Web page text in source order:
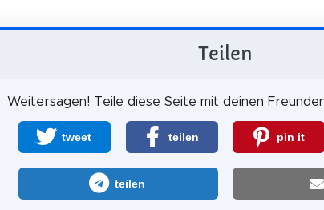
Teilen
Weitersagen! Teile diese Seite mit deinen
tweet teilen pin it
teilen